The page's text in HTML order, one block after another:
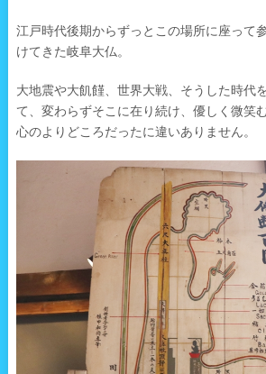
江戸時代後期からずっとこの場所に座って
けてきた岐阜大仏。
大地震や大飢饉、世界大戦、そうした時代
て、変わらずそこに在り続け、優しく微笑
心のよりどころだったに違いありません。